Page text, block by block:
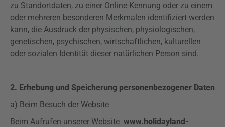
zu Standortdaten, zu einer Online-Kennung oder zu einem
oder mehreren besonderen Merkmalen identifiziert werden
kann, die Ausdruck der physischen, physiologischen,
genetischen, psychischen, wirtschaftlichen, kulturellen
oder sozialen Identität dieser natürlichen Person sind.
2. Erhebung und Speicherung personenbezogener Daten
a) Beim Besuch der Website
Beim Aufrufen unserer Website www.holidayland-